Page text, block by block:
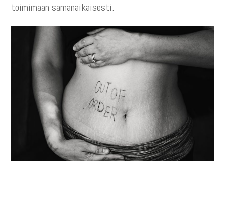
toimimaan samanaikaisesti.